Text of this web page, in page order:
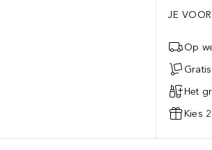
JE
Op
Het
Kies